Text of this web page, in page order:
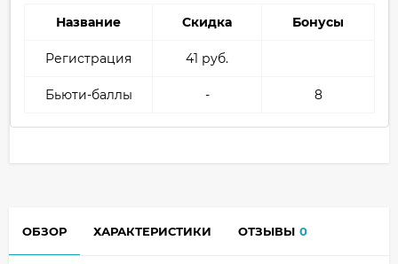
Название Скидка Бонусы
Регистрация 41 руб.
Бьюти-баллы - 8
ОБЗОР ХАРАКТЕРИСТИКИ ОТЗЫВЫ 0